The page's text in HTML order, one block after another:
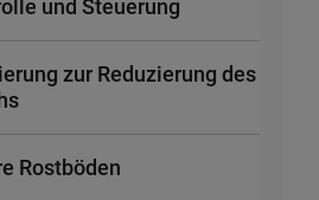
und Steuerung
zur Reduzierung des
Rostböden